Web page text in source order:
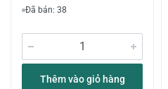
Đã bán: 38
Thêm vào giỏ hàng